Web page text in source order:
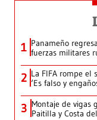
1 Panameño
fuerzas militares
2 La FIFA rompe el
‘Es falso y
3 Montaje de vigas
Paitilla y Costa